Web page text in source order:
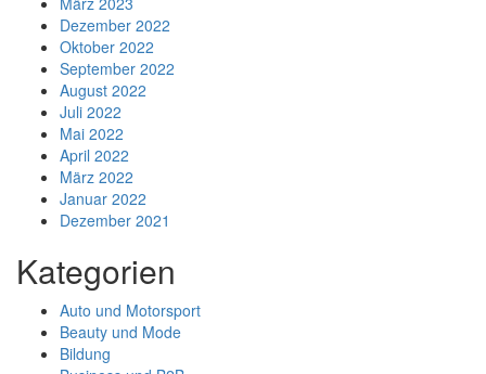
Dezember 2022
Oktober 2022
September 2022
August 2022
Juli 2022
Mai 2022
April 2022
März 2022
Januar 2022
Dezember 2021
Kategorien
Auto und Motorsport
Beauty und Mode
Bildung